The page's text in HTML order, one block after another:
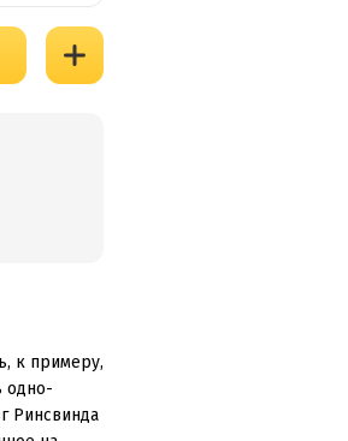
к примеру,
одно-
Ринсвинда